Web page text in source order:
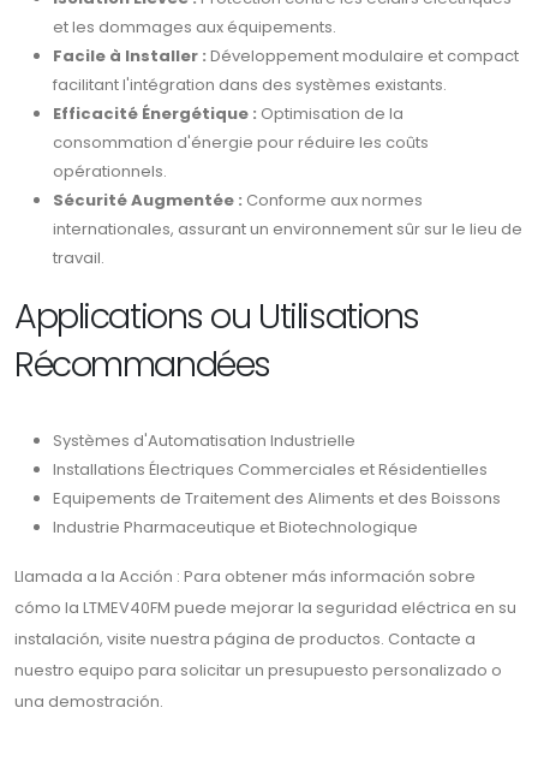
et les dommages aux équipements.
Facile à Installer : Développement modulaire et compact
facilitant l'intégration dans des systèmes existants.
Efficacité Énergétique : Optimisation de la
consommation d'énergie pour réduire les coûts
opérationnels.
Sécurité Augmentée : Conforme aux normes
internationales, assurant un environnement sûr sur le lieu de
travail.
Applications ou Utilisations
Récommandées
Systèmes d'Automatisation Industrielle
Installations Électriques Commerciales et Résidentielles
Equipements de Traitement des Aliments et des Boissons
Industrie Pharmaceutique et Biotechnologique
Llamada a la Acción : Para obtener más información sobre
cómo la LTMEV40FM puede mejorar la seguridad eléctrica en su
instalación, visite nuestra página de productos. Contacte a
nuestro equipo para solicitar un presupuesto personalizado o
una demostración.